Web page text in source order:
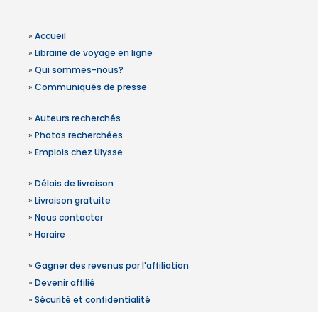
» Accueil
» Librairie de voyage en ligne
» Qui sommes-nous?
» Communiqués de presse
» Auteurs recherchés
» Photos recherchées
» Emplois chez Ulysse
» Délais de livraison
» Livraison gratuite
» Nous contacter
» Horaire
» Gagner des revenus par l'affiliation
» Devenir affilié
» Sécurité et confidentialité